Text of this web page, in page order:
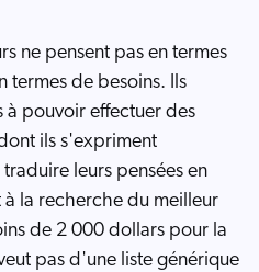
ne pensent pas en termes
termes de besoins. Ils
à pouvoir effectuer des
ils s'expriment
leurs pensées en
la recherche du meilleur
de 2 000 dollars pour la
pas d'une liste générique